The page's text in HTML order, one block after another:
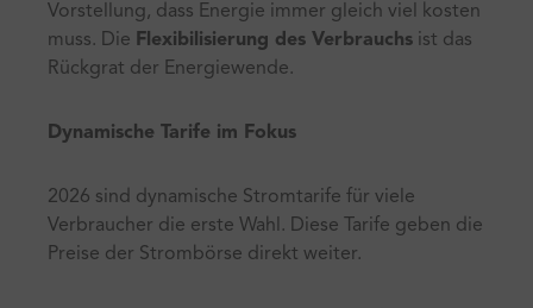
Vorstellung, dass Energie immer gleich viel kosten
muss. Die Flexibilisierung des Verbrauchs ist das
Rückgrat der Energiewende.
Dynamische Tarife im Fokus
2026 sind dynamische Stromtarife für viele
Verbraucher die erste Wahl. Diese Tarife geben die
Preise der Strombörse direkt weiter.